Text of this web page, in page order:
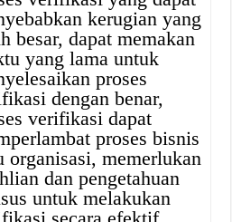
kerugian yang
besar, dapat memakan
yang lama untuk
proses
dengan benar,
verifikasi dapat
proses bisnis
organisasi, memerlukan
dan pengetahuan
untuk melakukan